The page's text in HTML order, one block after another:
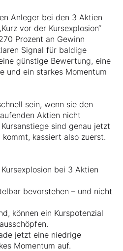
Anleger bei den 3 Aktien
vor der Kursexplosion“
Prozent an Gewinn
Signal für baldige
günstige Bewertung, eine
und ein starkes Momentum
sein, wenn sie den
Aktien nicht
sind genau jetzt
kassiert also zuerst.
bei 3 Aktien
bevorstehen – und nicht
können ein Kurspotenzial
jetzt eine niedrige
Momentum auf.